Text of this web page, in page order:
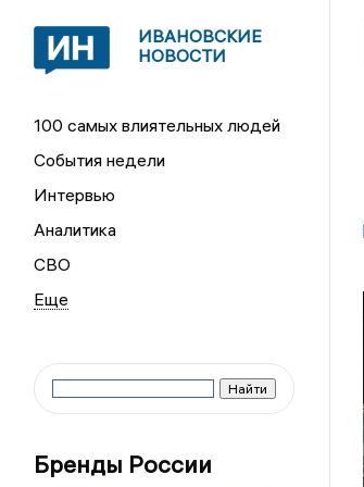
ИВАНОВСКИЕ
НОВОСТИ
100 самых влиятельных людей
События недели
Интервью
Аналитика
СВО
Бренды России